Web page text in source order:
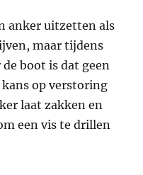
anker uitzetten als
maar tijdens
boot is dat geen
kans op verstoring
laat zakken en
een vis te drillen